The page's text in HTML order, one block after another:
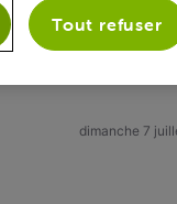
Mon appareil
dimanche 7
Tout refuser